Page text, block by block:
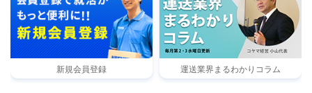
新規会員登録 運送業界まるわかりコラム